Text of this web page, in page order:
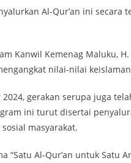
Al-Qur’an ini
Kanwil Kemenag Maluku,
nilai-nilai
gerakan serupa juga
ini turut disertai
masyarakat.
“Satu Al-Qur’an untuk Satu